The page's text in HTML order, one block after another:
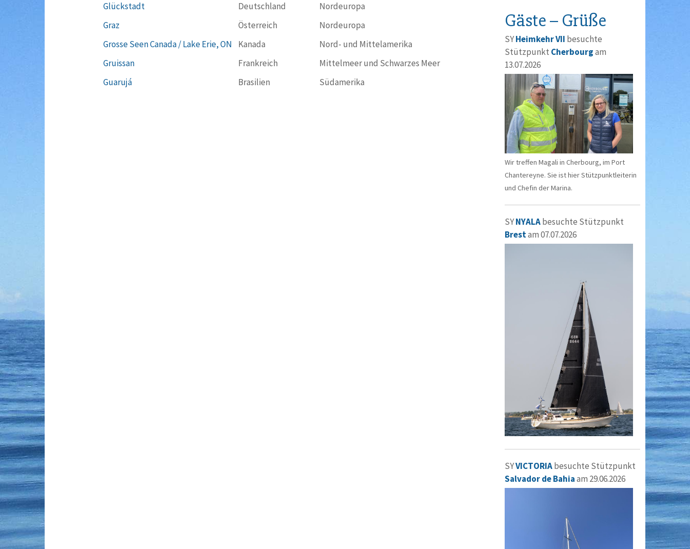
Glückstadt
Deutschland
Nordeuropa
Graz
Österreich
Nordeuropa
Grosse Seen Canada / Lake Erie, ON
Kanada
Nord- und Mittelamerika
Gruissan
Frankreich
Mittelmeer und Schwarzes Meer
Guarujá
Brasilien Südamerika
Gäste – Grüße
SYHeimkehr VII besuchte
Stützpunkt Cherbourgam
13.07.2026
Wir treffen Magali in Cherbourg, im Port
Chantereyne. Sie ist hier Stützpunktleiterin
und Chefin der Marina.
SYNYALAbesuchte Stützpunkt
Brestam 07.07.2026
SYVICTORIAbesuchte Stützpunkt
Salvador de Bahiaam 29.06.2026